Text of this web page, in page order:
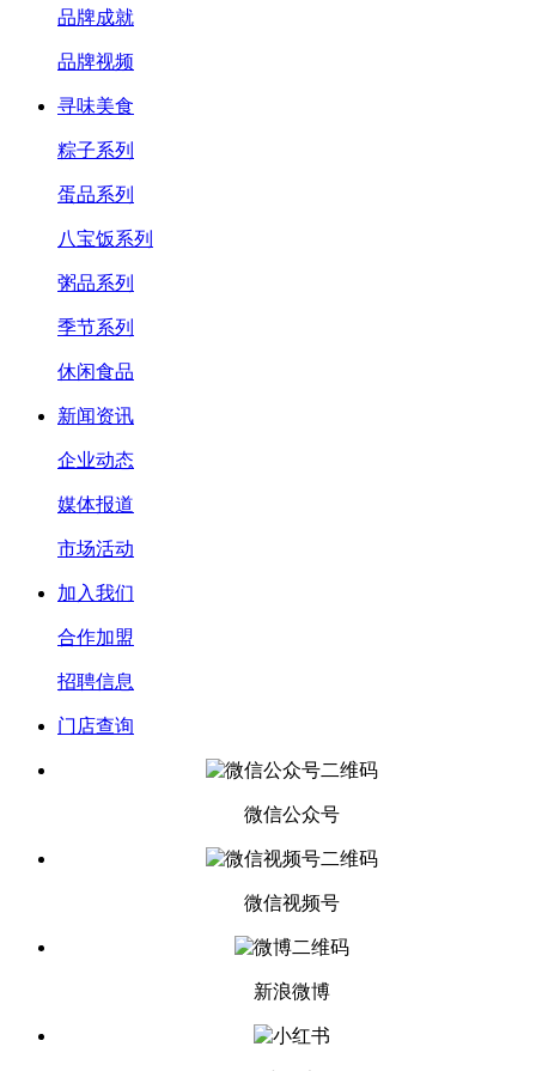
品牌成就
品牌视频
寻味美食
粽子系列
蛋品系列
八宝饭系列
粥品系列
季节系列
休闲食品
新闻资讯
企业动态
媒体报道
市场活动
加入我们
合作加盟
招聘信息
门店查询
微信公众号
微信视频号
新浪微博